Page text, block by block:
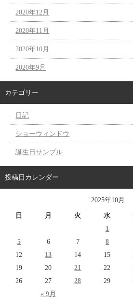
2020年12月
2020年11月
2020年10月
2020年9月
カテゴリー
日記
ショーウィンドウ
誕生日サンプル
投稿日カレンダー
2025年10月
日 月 火 水
« 9月
1
5
6 7 8
12
13 14 15
19
20 21 22
26
27 28 29